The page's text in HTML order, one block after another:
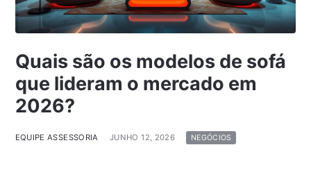
Quais são os modelos de sofá
que lideram o mercado em
2026?
EQUIPE ASSESSORIA JUNHO 12, 2026 NEGÓCIOS